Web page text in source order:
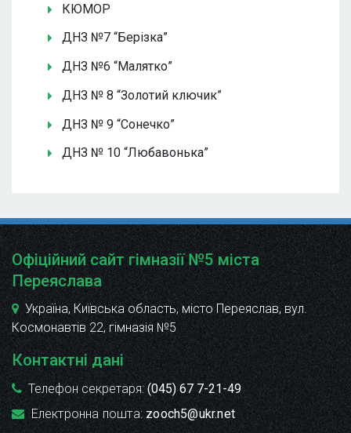
КЮМОР
ДНЗ №7 “Берізка”
ДНЗ №6 “Малятко”
ДНЗ № 8 “Золотий ключик”
ДНЗ № 9 “Сонечко”
ДНЗ № 10 “Любавонька”
Офіційний сайт гімназії №5 міста
Переяслава
Україна, Київська область, місто Переяслав, вул.
Космонавтів 22, гімназія №5
Контактні дані
Телефон секретаря:(045) 67 7-21-49
Електронна пошта:zooch5@ukr.net